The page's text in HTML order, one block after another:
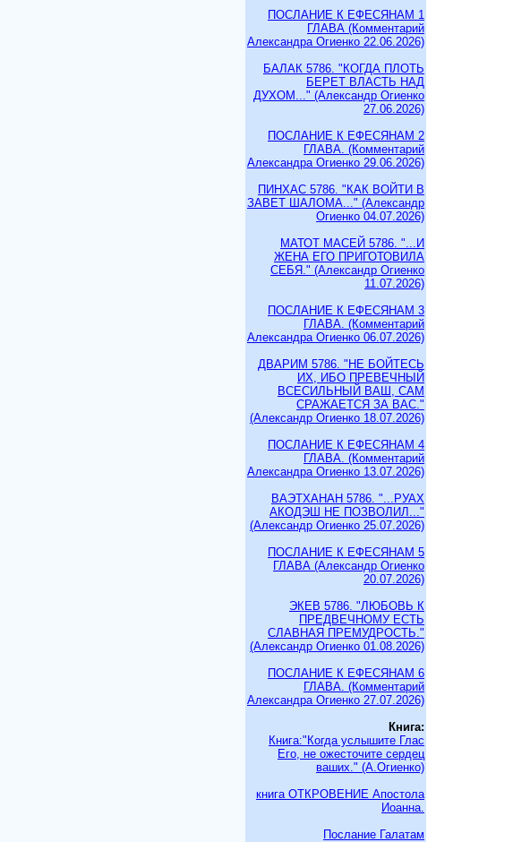
ПОСЛАНИЕ К ЕФЕСЯНАМ 1
ГЛАВА (Комментарий
Александра Огиенко 22.06.2026)
БАЛАК 5786. "КОГДА ПЛОТЬ
БЕРЕТ ВЛАСТЬ НАД
ДУХОМ..." (Александр Огиенко
27.06.2026)
ПОСЛАНИЕ К ЕФЕСЯНАМ 2
ГЛАВА. (Комментарий
Александра Огиенко 29.06.2026)
ПИНХАС 5786. "КАК ВОЙТИ В
ЗАВЕТ ШАЛОМА..." (Александр
Огиенко 04.07.2026)
МАТОТ МАСЕЙ 5786. "...И
ЖЕНА ЕГО ПРИГОТОВИЛА
СЕБЯ." (Александр Огиенко
11.07.2026)
ПОСЛАНИЕ К ЕФЕСЯНАМ 3
ГЛАВА. (Комментарий
Александра Огиенко 06.07.2026)
ДВАРИМ 5786. "НЕ БОЙТЕСЬ
ИХ, ИБО ПРЕВЕЧНЫЙ
ВСЕСИЛЬНЫЙ ВАШ, САМ
СРАЖАЕТСЯ ЗА ВАС."
(Александр Огиенко 18.07.2026)
ПОСЛАНИЕ К ЕФЕСЯНАМ 4
ГЛАВА. (Комментарий
Александра Огиенко 13.07.2026)
ВАЭТХАНАН 5786. "...РУАХ
АКОДЭШ НЕ ПОЗВОЛИЛ..."
(Александр Огиенко 25.07.2026)
ПОСЛАНИЕ К ЕФЕСЯНАМ 5
ГЛАВА (Александр Огиенко
20.07.2026)
ЭКЕВ 5786. "ЛЮБОВЬ К
ПРЕДВЕЧНОМУ ЕСТЬ
СЛАВНАЯ ПРЕМУДРОСТЬ."
(Александр Огиенко 01.08.2026)
ПОСЛАНИЕ К ЕФЕСЯНАМ 6
ГЛАВА. (Комментарий
Александра Огиенко 27.07.2026)
Книга:
Книга:"Когда услышите Глас
Его, не ожесточите сердец
ваших." (А.Огиенко)
книга ОТКРОВЕНИЕ Апостола
Иоанна.
Послание Галатам